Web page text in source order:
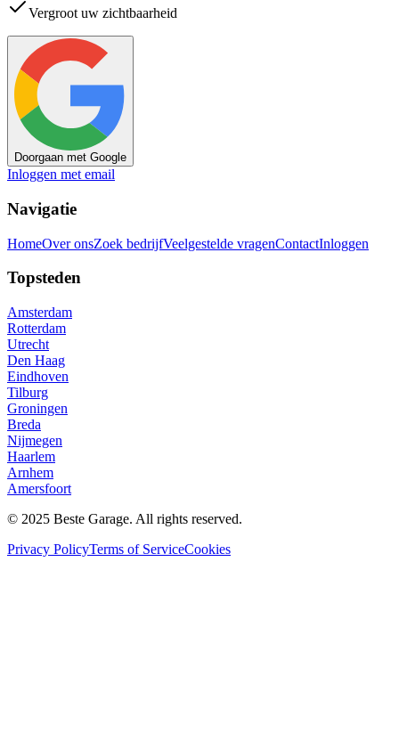
Vergroot uw zichtbaarheid
Doorgaan met Google
Inloggen met email
Navigatie
HomeOver onsZoek bedrijfVeelgestelde vragenContactInloggen
Topsteden
Amsterdam
Rotterdam
Utrecht
Den Haag
Eindhoven
Tilburg
Groningen
Breda
Nijmegen
Haarlem
Arnhem
Amersfoort
© 2025 Beste Garage. All rights reserved.
Privacy PolicyTerms of ServiceCookies